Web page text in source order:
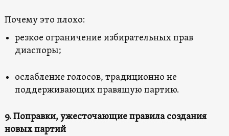
Почему это плохо:
резкое ограничение избирательных прав
диаспоры;
ослабление голосов, традиционно не
поддерживающих правящую партию.
9. Поправки, ужесточающие правила создания
новых партий